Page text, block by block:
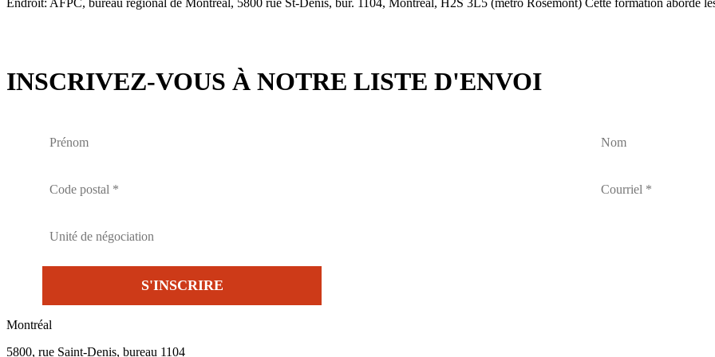
Endroit: AFPC, bureau régional de Montréal, 5800 rue St-Denis, bur. 1104, Montréal, H2S 3L5 (métro Rosemont) Cette formation aborde
INSCRIVEZ-VOUS À NOTRE LISTE D'ENVOI
Montréal
5800, rue Saint-Denis, bureau 1104